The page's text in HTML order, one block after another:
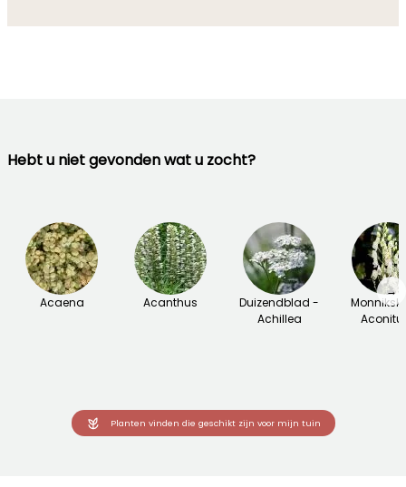
Hebt u niet gevonden wat u zocht?
Acaena Acanthus
Duizendblad -
Achillea
→
Planten vinden die geschikt zijn voor mijn tuin